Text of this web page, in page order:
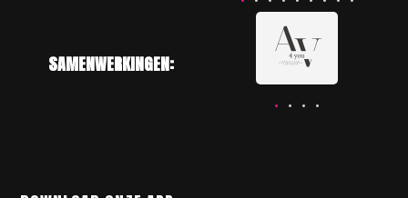
SAMENWERKINGEN: